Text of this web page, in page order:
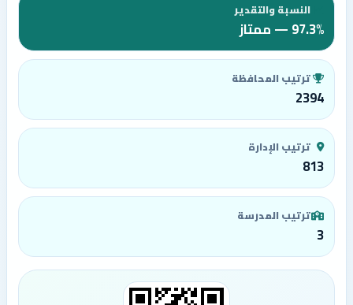
النسبة والتقدير
97.3% — ممتاز
ترتيب المحافظة
2394
ترتيب الإدارة
813
ترتيب المدرسة
3